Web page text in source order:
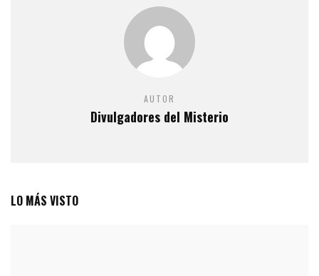
AUTOR
Divulgadores del Misterio
LO MÁS VISTO